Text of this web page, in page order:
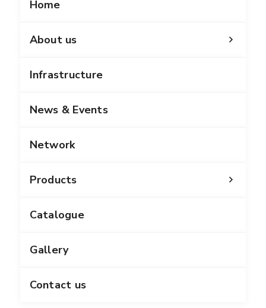
Home
About us
Infrastructure
News & Events
Network
Products
Catalogue
Gallery
Contact us